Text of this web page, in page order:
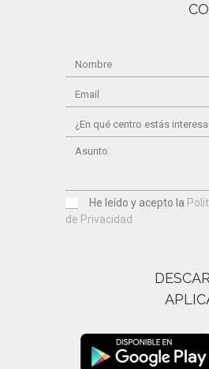
He leído y acepto la
de Privacidad